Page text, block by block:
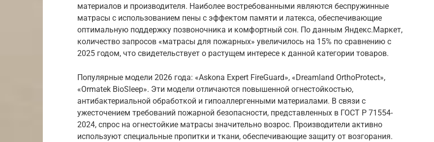
материалов и производителя. Наиболее востребованными являются беспружинные
матрасы с использованием пены с эффектом памяти и латекса, обеспечивающие
оптимальную поддержку позвоночника и комфортный сон. По данным Яндекс.Маркет,
количество запросов «матрасы для пожарных» увеличилось на 15% по сравнению с
2025 годом, что свидетельствует о растущем интересе к данной категории товаров.
Популярные модели 2026 года: «Askona Expert FireGuard», «Dreamland OrthoProtect»,
«Ormatek BioSleep». Эти модели отличаются повышенной огнестойкостью,
антибактериальной обработкой и гипоаллергенными материалами. В связи с
ужесточением требований пожарной безопасности, представленных в ГОСТ Р 71554-
2024, спрос на огнестойкие матрасы значительно возрос. Производители активно
используют специальные пропитки и ткани, обеспечивающие защиту от возгорания.